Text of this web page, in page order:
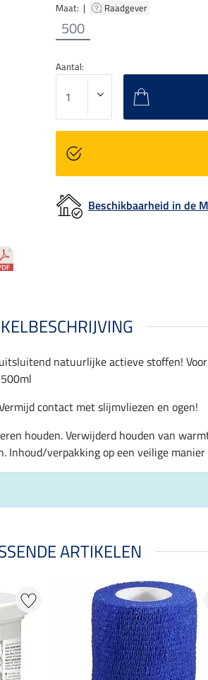
Maat: | Raadgever
500
Aantal:
Beschikbaarheid in de
natuurlijke actieve stoffen!
contact met slijmvliezen en ogen!
houden. Verwijderd houden van
Inhoud/verpakking op een veilige
ARTIKELEN